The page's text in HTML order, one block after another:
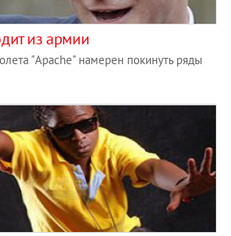
из армии
"Apache" намерен покинуть ряды